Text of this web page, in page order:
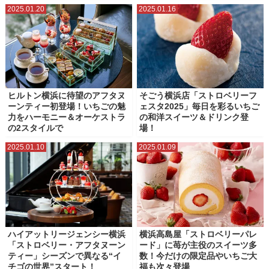
2025.01.20
ヒルトン横浜に待望のアフタヌ
ーンティー初登場！いちごの魅
力をハーモニー＆オーケストラ
の2スタイルで
2025.01.16
そごう横浜店「ストロベリーフ
ェスタ2025」毎日を彩るいちご
の和洋スイーツ＆ドリンク登
場！
2025.01.10
ハイアットリージェンシー横浜
「ストロベリー・アフタヌーン
ティー」シーズンで異なる“イ
チゴの世界”スタート！
2025.01.09
横浜高島屋「ストロベリーパレ
ード」に苺が主役のスイーツ多
数！今だけの限定品やいちご大
福も次々登場